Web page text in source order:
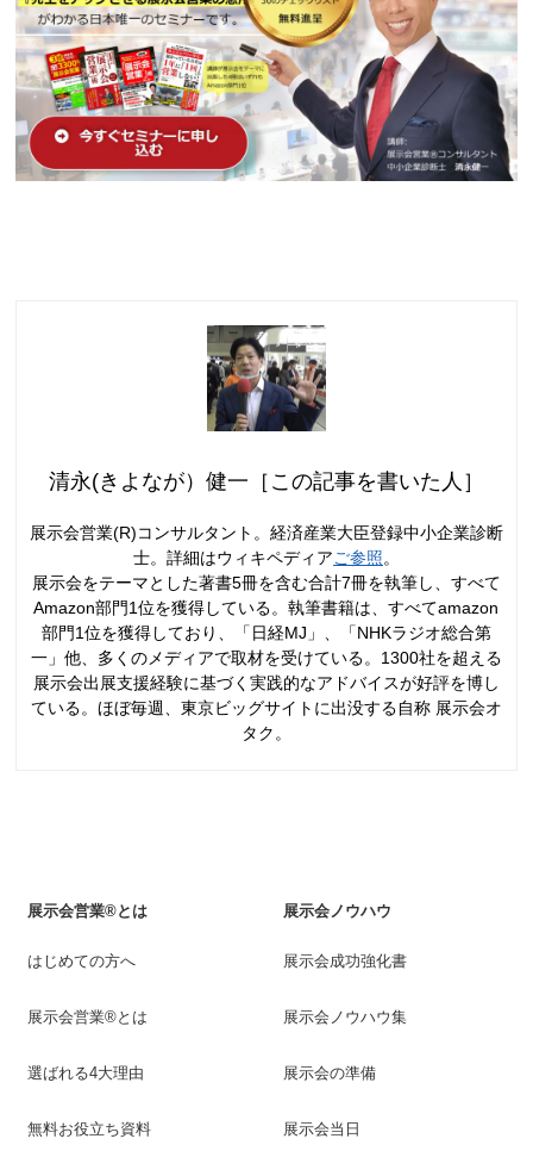
清永(きよなが）健一［この記事を書いた人］
展示会営業(R)コンサルタント。経済産業大臣登録中小企業診断
士。詳細はウィキペディアご参照。
展示会をテーマとした著書5冊を含む合計7冊を執筆し、すべて
Amazon部門1位を獲得している。執筆書籍は、すべてamazon
部門1位を獲得しており、「日経MJ」、「NHKラジオ総合第
一」他、多くのメディアで取材を受けている。1300社を超える
展示会出展支援経験に基づく実践的なアドバイスが好評を博し
ている。ほぼ毎週、東京ビッグサイトに出没する自称 展示会オ
タク。
展示会営業®とは
はじめての方へ
展示会営業®とは
選ばれる4大理由
無料お役立ち資料
展示会ノウハウ
展示会成功強化書
展示会ノウハウ集
展示会の準備
展示会当日